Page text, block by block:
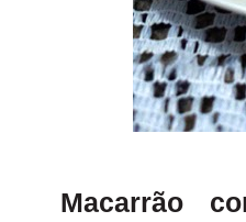
Macarrão